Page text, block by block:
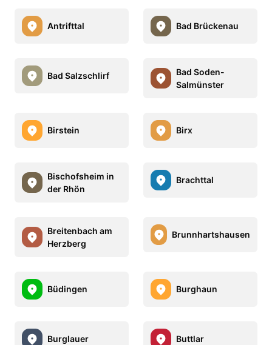
Antrifttal Bad Brückenau
Bad Salzschlirf
Bad Soden-
Salmünster
Birstein Birx
Bischofsheim in
der Rhön
Brachttal
Breitenbach am
Herzberg
Brunnhartshausen
Büdingen Burghaun
Burglauer Buttlar